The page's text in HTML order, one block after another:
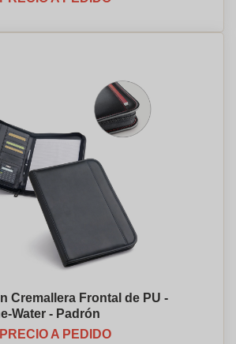
Cremallera Frontal de PU -
Water - Padrón
PRECIO A PEDIDO